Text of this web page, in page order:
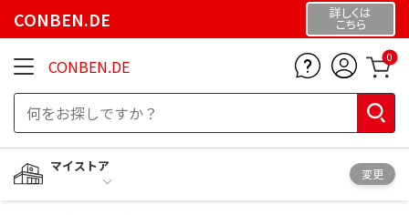
CONBEN.DE 詳しくは
こちら
CONBEN.DE 0
マイストア
変更